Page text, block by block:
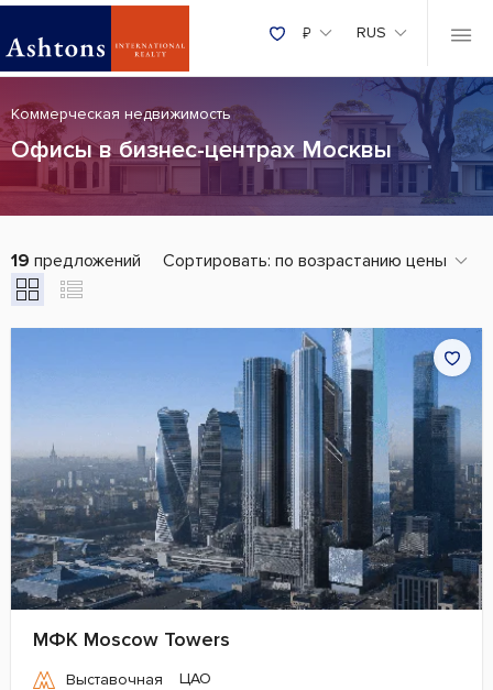
₽ RUS
Коммерческая недвижимость
Офисы в бизнес-центрах Москвы
19 предложений Сортировать: по возрастанию цены
МФК Moscow Towers
Выставочная
ЦАО